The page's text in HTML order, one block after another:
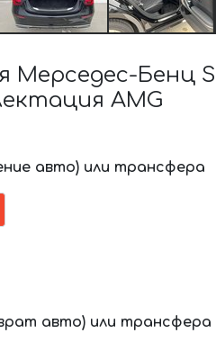
Бенц
AMG
авто) или трансфера
авто) или трансфера